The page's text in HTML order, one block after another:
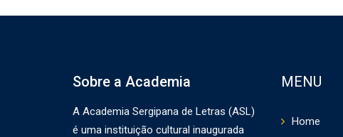
Sobre a Academia
A Academia Sergipana de Letras (ASL)
é uma instituição cultural inaugurada
MENU
Home